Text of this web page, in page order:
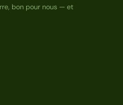
bon pour nous — et